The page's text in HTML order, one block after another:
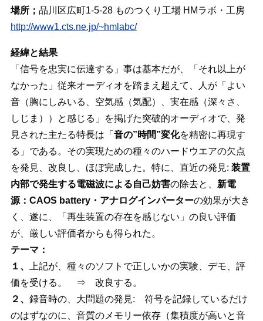
場所； 品川区広町1-5-28 ものつくり工場 HMラボ・工房
http://www1.cts.ne.jp/~hmlabc/
経緯と結果
「信号を忠実に伝達する」事は基本だが、「それ以上が
なかった」従来オーディオを踏まえ超えて、人が「よい
音（胸にしみいる、空気感（気配）、実在感（深々さ、
しじま））と感じる」を掲げた突破的オーディオで、発
見された主たる特長は「 音の”時間”変化を精密に再現す
る」である。その実現ための種々のハードウエアの欠点
を発見、改良し、ほぼ完成した。特に、直近の発見: 装置
内部で発生する電磁波による自己妨害の除去と、 新電
源：CAOS battery・アナログインバーターの効果が大き
く、遂に、「再生装置の存在を感じない」の良い評価
が、厳しい評価者からも得られた。
テーマ：
１、
上記が、種々のソフトで正しいかの実験、デモ、評
価を受ける。 ⇒ 改良する。
２、 録音時の、大問題の発見: 符号を記録しているだけ
のはずなのに、音質のメモリー依存（集積度が高いと音